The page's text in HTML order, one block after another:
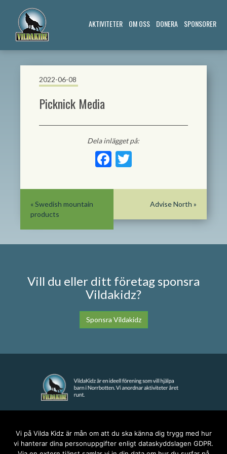
AKTIVITETER OM OSS DONERA SPONSORER
2022-06-08
Picknick Media
Dela inlägget på:
Facebook
Twitter
Advise North »
« Swedish mountain
products
Vill du eller ditt företag sponsra
Vildakidz?
Sponsra Vildakidz
anna@vildakidz.se
Vi på Vilda Kidz är mån om att du ska känna dig trygg med hur
vi hanterar dina personuppgifter enligt dataskyddslagen GDPR.